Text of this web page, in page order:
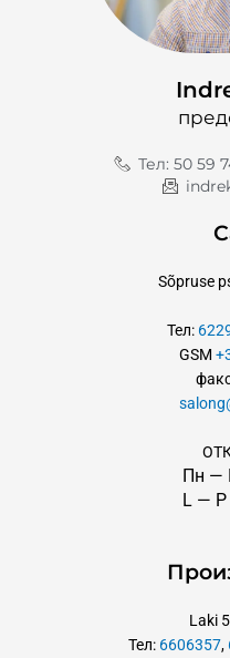
Тел: 50 59
Sõpruse
Тел:
GSM
Пн —
L —
Laki
Тел: 6606357,